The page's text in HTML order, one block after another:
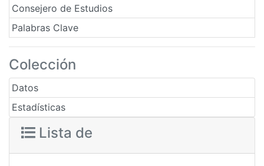
Consejero de Estudios
Palabras Clave
Colección
Datos
Estadísticas
Lista de